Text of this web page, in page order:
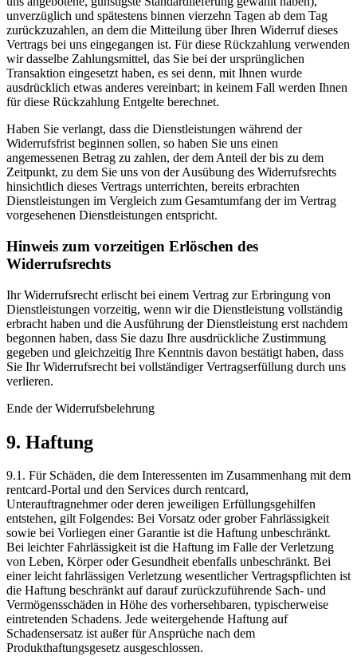
unverzüglich und spätestens binnen vierzehn Tagen ab dem Tag
zurückzuzahlen, an dem die Mitteilung über Ihren Widerruf dieses
Vertrags bei uns eingegangen ist. Für diese Rückzahlung verwenden
wir dasselbe Zahlungsmittel, das Sie bei der ursprünglichen
Transaktion eingesetzt haben, es sei denn, mit Ihnen wurde
ausdrücklich etwas anderes vereinbart; in keinem Fall werden Ihnen
für diese Rückzahlung Entgelte berechnet.
Haben Sie verlangt, dass die Dienstleistungen während der
Widerrufsfrist beginnen sollen, so haben Sie uns einen
angemessenen Betrag zu zahlen, der dem Anteil der bis zu dem
Zeitpunkt, zu dem Sie uns von der Ausübung des Widerrufsrechts
hinsichtlich dieses Vertrags unterrichten, bereits erbrachten
Dienstleistungen im Vergleich zum Gesamtumfang der im Vertrag
vorgesehenen Dienstleistungen entspricht.
Hinweis zum vorzeitigen Erlöschen des
Widerrufsrechts
Ihr Widerrufsrecht erlischt bei einem Vertrag zur Erbringung von
Dienstleistungen vorzeitig, wenn wir die Dienstleistung vollständig
erbracht haben und die Ausführung der Dienstleistung erst nachdem
begonnen haben, dass Sie dazu Ihre ausdrückliche Zustimmung
gegeben und gleichzeitig Ihre Kenntnis davon bestätigt haben, dass
Sie Ihr Widerrufsrecht bei vollständiger Vertragserfüllung durch uns
verlieren.
Ende der Widerrufsbelehrung
9. Haftung
9.1. Für Schäden, die dem Interessenten im Zusammenhang mit dem
rentcard-Portal und den Services durch rentcard,
Unterauftragnehmer oder deren jeweiligen Erfüllungsgehilfen
entstehen, gilt Folgendes: Bei Vorsatz oder grober Fahrlässigkeit
sowie bei Vorliegen einer Garantie ist die Haftung unbeschränkt.
Bei leichter Fahrlässigkeit ist die Haftung im Falle der Verletzung
von Leben, Körper oder Gesundheit ebenfalls unbeschränkt. Bei
einer leicht fahrlässigen Verletzung wesentlicher Vertragspflichten ist
die Haftung beschränkt auf darauf zurückzuführende Sach- und
Vermögensschäden in Höhe des vorhersehbaren, typischerweise
eintretenden Schadens. Jede weitergehende Haftung auf
Schadensersatz ist außer für Ansprüche nach dem
Produkthaftungsgesetz ausgeschlossen.